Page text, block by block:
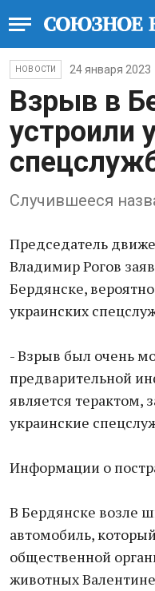
НОВОСТИ 24 января 2023
Взрыв в
устроили
Случившееся
Председатель
Владимир Рогов
Бердянске,
украинских
- Взрыв был очень
предварительной
является терактом,
украинские
Информации о
В Бердянске возле
автомобиль,
общественной
животных